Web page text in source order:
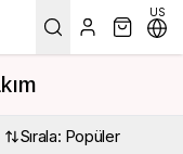
US
Sırala: Popüler